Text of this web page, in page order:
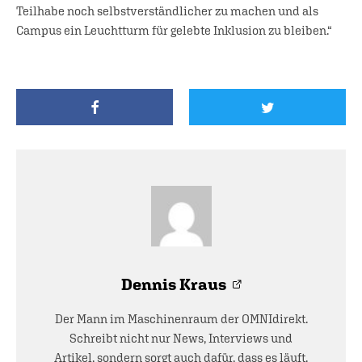
Teilhabe noch selbstverständlicher zu machen und als
Campus ein Leuchtturm für gelebte Inklusion zu bleiben.“
Dennis Kraus
Der Mann im Maschinenraum der OMNIdirekt.
Schreibt nicht nur News, Interviews und
Artikel, sondern sorgt auch dafür, dass es läuft.